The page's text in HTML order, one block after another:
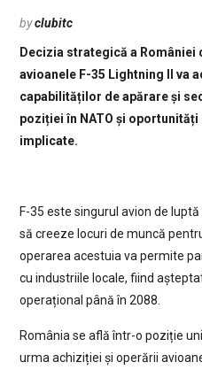
byclubitc
Decizia strategică a României
avioanele F-35 Lightning II va
capabilităților de apărare și
poziției în NATO și
implicate.
F-35 este singurul avion de
să creeze locuri de muncă
operarea acestuia va permite
cu industriile locale, fiind
operațional până în 2088.
România se află într-o poziție
urma achiziției și operării